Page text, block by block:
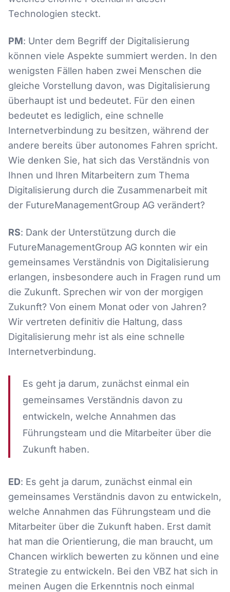
Technologien steckt.
PM: Unter dem Begriff der Digitalisierung
können viele Aspekte summiert werden. In den
wenigsten Fällen haben zwei Menschen die
gleiche Vorstellung davon, was Digitalisierung
überhaupt ist und bedeutet. Für den einen
bedeutet es lediglich, eine schnelle
Internetverbindung zu besitzen, während der
andere bereits über autonomes Fahren spricht.
Wie denken Sie, hat sich das Verständnis von
Ihnen und Ihren Mitarbeitern zum Thema
Digitalisierung durch die Zusammenarbeit mit
der FutureManagementGroup AG verändert?
RS: Dank der Unterstützung durch die
FutureManagementGroup AG konnten wir ein
gemeinsames Verständnis von Digitalisierung
erlangen, insbesondere auch in Fragen rund um
die Zukunft. Sprechen wir von der morgigen
Zukunft? Von einem Monat oder von Jahren?
Wir vertreten definitiv die Haltung, dass
Digitalisierung mehr ist als eine schnelle
Internetverbindung.
Es geht ja darum, zunächst einmal ein
gemeinsames Verständnis davon zu
entwickeln, welche Annahmen das
Führungsteam und die Mitarbeiter über die
Zukunft haben.
ED: Es geht ja darum, zunächst einmal ein
gemeinsames Verständnis davon zu entwickeln,
welche Annahmen das Führungsteam und die
Mitarbeiter über die Zukunft haben. Erst damit
hat man die Orientierung, die man braucht, um
Chancen wirklich bewerten zu können und eine
Strategie zu entwickeln. Bei den VBZ hat sich in
meinen Augen die Erkenntnis noch einmal